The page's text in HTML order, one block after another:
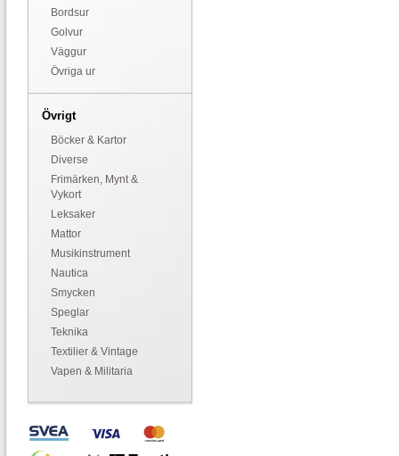
Bordsur
Golvur
Väggur
Övriga ur
Övrigt
Böcker & Kartor
Diverse
Frimärken, Mynt &
Vykort
Leksaker
Mattor
Musikinstrument
Nautica
Smycken
Speglar
Teknika
Textilier & Vintage
Vapen & Militaria